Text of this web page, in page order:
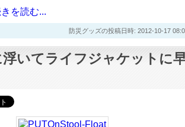
を読む...
防災グッズの投稿日時: 2012-10-17
いてライフジャケットに